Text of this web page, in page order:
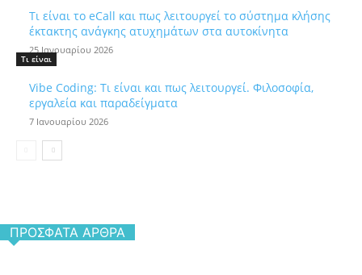
Τι είναι το eCall και πως λειτουργεί το σύστημα κλήσης
έκτακτης ανάγκης ατυχημάτων στα αυτοκίνητα
25 Ιανουαρίου 2026
Τι είναι
Vibe Coding: Τι είναι και πως λειτουργεί. Φιλοσοφία,
εργαλεία και παραδείγματα
7 Ιανουαρίου 2026
ΠΡΌΣΦΑΤΑ ΆΡΘΡΑ